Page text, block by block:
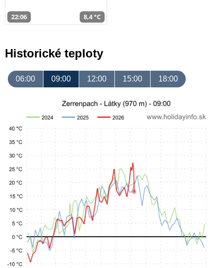
22:06 8,4 °C
Historické teploty
06:00 09:00 12:00 15:00 18:00